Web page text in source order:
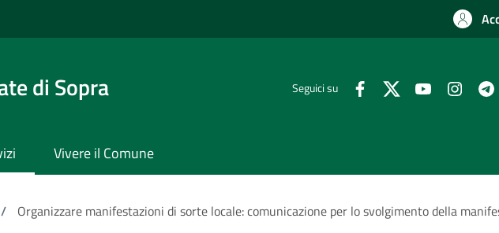
di Sopra Seguici su
Vivere il Comune
/ Organizzare manifestazioni di sorte locale: comunicazione per lo svolgimento della